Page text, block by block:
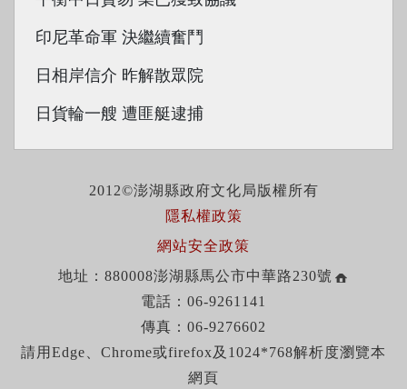
印尼革命軍 決繼續奮鬥
日相岸信介 昨解散眾院
日貨輪一艘 遭匪艇逮捕
2012©澎湖縣政府文化局版權所有
隱私權政策
網站安全政策
地址：880008澎湖縣馬公市中華路230號
電話：06-9261141
傳真：06-9276602
請用Edge、Chrome或firefox及1024*768解析度瀏覽本
網頁